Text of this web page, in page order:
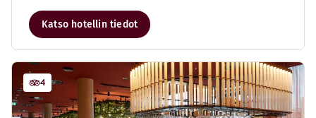
Katso hotellin tiedot
4